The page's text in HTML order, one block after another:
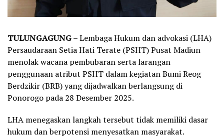
TULUNGAGUNG– Lembaga Hukum dan advokasi (LHA)
Persaudaraan Setia Hati Terate (PSHT) Pusat Madiun
menolak wacana pembubaran serta larangan
penggunaan atribut PSHT dalam kegiatan Bumi Reog
Berdzikir (BRB) yang dijadwalkan berlangsung di
Ponorogo pada 28 Desember 2025.
LHA menegaskan langkah tersebut tidak memiliki dasar
hukum dan berpotensi menyesatkan masyarakat.